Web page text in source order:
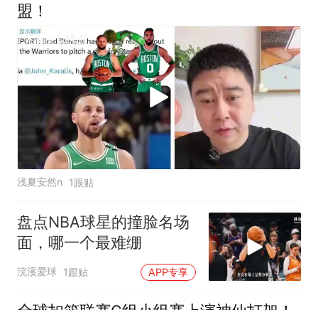
盟！
浅夏安然n 1跟贴
盘点NBA球星的撞脸名场
面，哪一个最难绷
浣溪爱球 1跟贴 APP专享